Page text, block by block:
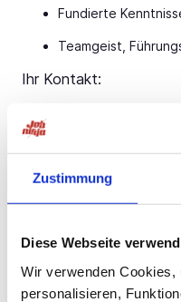
Zustimmung
Diese Webseite
Wir verwenden Cookies,
personalisieren,
Fundierte
Teamgeist,
Ihr Kontakt:
Bauer B+V
Grafenberger Allee
Hinweis: Der
Interesse im Gespräch